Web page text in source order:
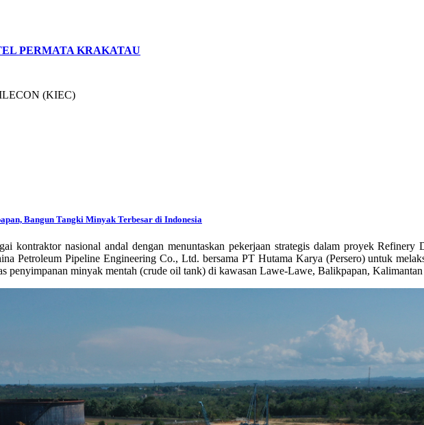
PERMATA KRAKATAU
(KIEC)
Bangun Tangki Minyak Terbesar di Indonesia
kontraktor nasional andal dengan menuntaskan pekerjaan strategis dalam proyek
Petroleum Pipeline Engineering Co., Ltd. bersama PT Hutama Karya (Persero) untuk
penyimpanan minyak mentah (crude oil tank) di kawasan Lawe-Lawe, Balikpapan,